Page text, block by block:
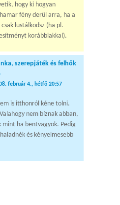
hogy ki hogyan
fény derül arra, ha a
lustálkodsz (ha pl.
korábbiakkal).
szerepjáték és felhők
február 4., hétfő 20:57
is itthonról kéne tolni.
nem bíznak abban,
mint ha bentvagyok. Pedig
és kényelmesebb